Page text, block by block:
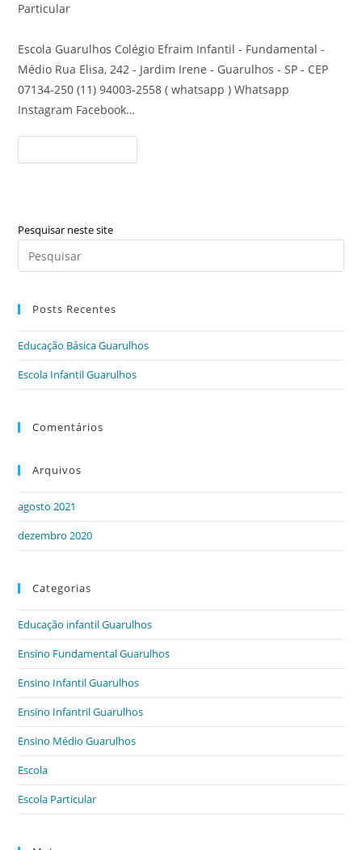
Particular
Escola Guarulhos Colégio Efraim Infantil - Fundamental -
Médio Rua Elisa, 242 - Jardim Irene - Guarulhos - SP - CEP
07134-250 (11) 94003-2558 ( whatsapp ) Whatsapp
Instagram Facebook…
Infantil
Pesquisar neste site
a
Posts Recentes
Educação Básica Guarulhos
Escola Infantil Guarulhos
Comentários
Arquivos
agosto 2021
dezembro 2020
Categorias
Educação infantil Guarulhos
Ensino Fundamental Guarulhos
Ensino Infantil Guarulhos
Ensino Infantril Guarulhos
Ensino Médio Guarulhos
Escola
Escola Particular